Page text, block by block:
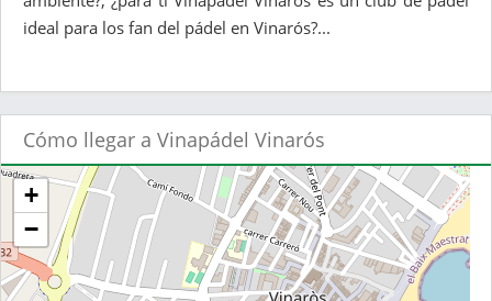
ideal para los fan del pádel en Vinarós?...
Cómo llegar a Vinapádel Vinarós
+
−